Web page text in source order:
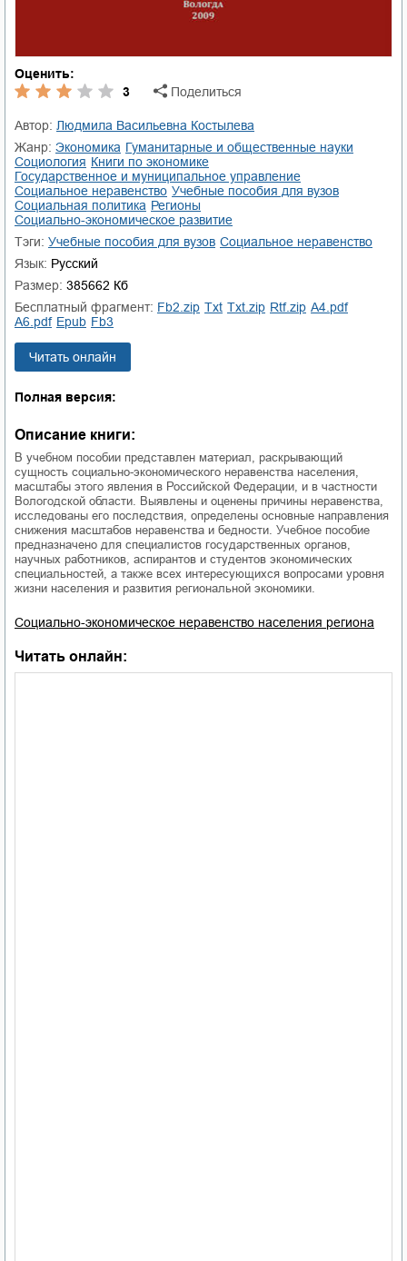
Оценить:
3
Поделиться
Автор:
Людмила Васильевна Костылева
Жанр:
экономика
гуманитарные и общественные науки
социология
книги по экономике
государственное и муниципальное управление
социальное неравенство
учебные пособия для вузов
социальная политика
регионы
социально-экономическое развитие
Тэги:
учебные пособия для вузов
социальное неравенство
Язык: Русский
Размер: 385662 Кб
Бесплатный фрагмент:
fb2.zip txt txt.zip rtf.zip
a4.pdf
a6.pdf
epub fb3
Читать онлайн
Полная версия:
Описание книги:
В учебном пособии представлен материал, раскрывающий
сущность социально-экономического неравенства населения,
масштабы этого явления в Российской Федерации, и в частности
Вологодской области. Выявлены и оценены причины неравенства,
исследованы его последствия, определены основные направления
снижения масштабов неравенства и бедности. Учебное пособие
предназначено для специалистов государственных органов,
научных работников, аспирантов и студентов экономических
специальностей, а также всех интересующихся вопросами уровня
жизни населения и развития региональной экономики.
Социально-экономическое неравенство населения региона
Читать онлайн: